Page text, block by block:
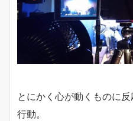
とにかく心が動くものに
行動。